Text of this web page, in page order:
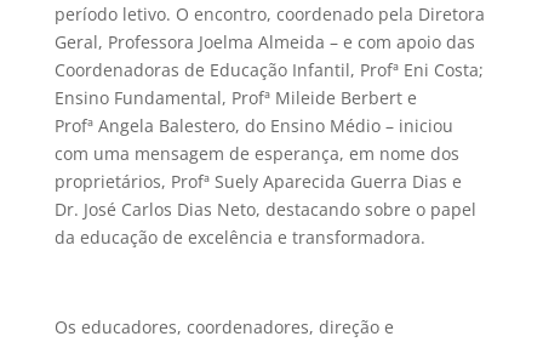
período letivo. O encontro, coordenado pela Diretora
Geral, Professora Joelma Almeida – e com apoio das
Coordenadoras de Educação Infantil, Profª Eni Costa;
Ensino Fundamental, Profª Mileide Berbert e
Profª Angela Balestero, do Ensino Médio – iniciou
com uma mensagem de esperança, em nome dos
proprietários, Profª Suely Aparecida Guerra Dias e
Dr. José Carlos Dias Neto, destacando sobre o papel
da educação de excelência e transformadora.
Os educadores, coordenadores, direção e